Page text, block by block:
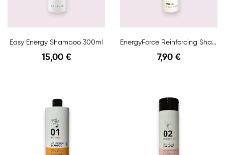
Easy Energy Shampoo 300ml
15,00 €
EnergyForce Reinforcing Shampoo 300ml
7,90 €